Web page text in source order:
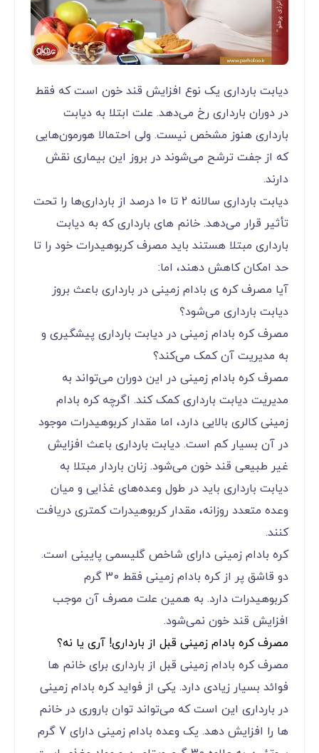
دیابت بارداری یک نوع افزایش قند خون است که فقط
در دوران بارداری رخ می‌‌‌‌‌‌‌‌‌‌‌‌دهد. علت ابتلا به دیابت
بارداری هنوز مشخص نیست. ولی احتمالا هورمون‎‌هایی
که از جفت ترشح می‌‌‌‌‌‌‌‌‌‌‌‌شوند در بروز این بیماری نقش
دارند.
دیابت بارداری سالانه 2 تا 10 درصد از بارداری‌ها را تحت
تأثیر قرار می‌‌‌‌‌‌‌‌‌‌‌‌دهد. خانم های بارداری که به دیابت
بارداری مبتلا هستند باید مصرف کربوهیدرات خود را تا
حد امکان کاهش دهند، اما:
آیا مصرف کره ی بادام زمینی در بارداری باعث بروز
دیابت بارداری می‌‌‌‌‌‌‌‌‌‌‌‌شود؟
مصرف کره بادام زمینی در دیابت بارداری پیشگیری و
به مدیریت آن کمک می‌‌‌‌‌‌‌‌‌‌‌‌کند؟
مصرف کره بادام زمینی در این دوران می‌‌‌‌‌‌‌‌‌‌‌‌تواند به
مدیریت دیابت بارداری کمک کند. اگرچه کره بادام
زمینی کالری بالایی دارد، اما مقدار کربوهیدرات موجود
در آن بسیار کم است. دیابت بارداری باعث افزایش
غیر طبیعی قند خون می‌‌‌‌‌‌‌‌‌‌‌‌شود. زنان باردار مبتلا به
دیابت بارداری باید در طول وعده‌های غذایی و میان
وعده متعدد روزانه، مقدار کربوهیدرات کمتری دریافت
کنند.
کره بادام زمینی دارای شاخص گلیسمی ‌‌‌‌‌‌‌‌‌‌‌‌پایینی است.
دو قاشق پر از کره بادام زمینی فقط 30 گرم
کربوهیدرات دارد. به همین علت مصرف آن موجب
افزایش قند خون نمی‌‌‌‌‌‌‌‌‌‌‌‌شود.
مصرف کره بادام زمینی قبل از بارداری! آری یا نه؟
مصرف کره بادام زمینی قبل از بارداری برای خانم ها
فوائد بسیار زیادی دارد. یکی از فواید کره بادام زمینی
در بارداری این است که می‌‌‌‌‌‌‌‌‌‌‌‌تواند توان باروری در خانم
ها را افزایش دهد. یک وعده بادام زمینی دارای 7 گرم